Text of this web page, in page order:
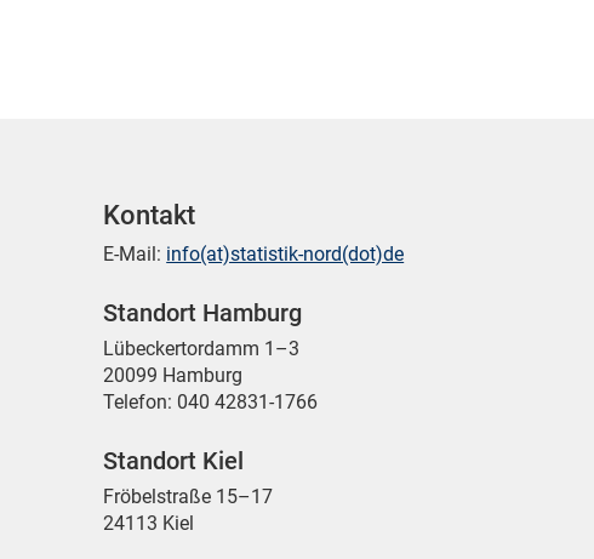
Kontakt
E-Mail: info(at)statistik-nord(dot)de
Standort Hamburg
Lübeckertordamm 1–3
20099 Hamburg
Telefon: 040 42831-1766
Standort Kiel
Fröbelstraße 15–17
24113 Kiel